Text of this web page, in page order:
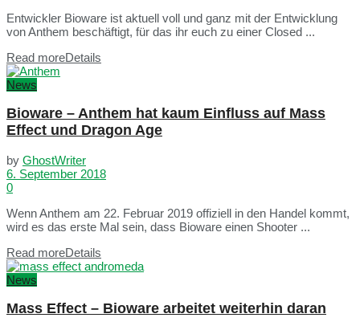
Entwickler Bioware ist aktuell voll und ganz mit der Entwicklung
von Anthem beschäftigt, für das ihr euch zu einer Closed ...
Read moreDetails
News
Bioware – Anthem hat kaum Einfluss auf Mass
Effect und Dragon Age
by GhostWriter
6. September 2018
0
Wenn Anthem am 22. Februar 2019 offiziell in den Handel kommt,
wird es das erste Mal sein, dass Bioware einen Shooter ...
Read moreDetails
News
Mass Effect – Bioware arbeitet weiterhin daran